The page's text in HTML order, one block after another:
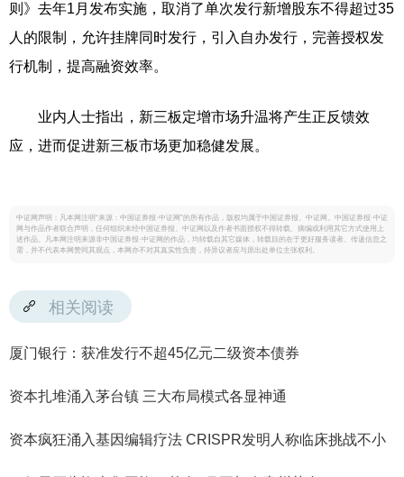
则》去年1月发布实施，取消了单次发行新增股东不得超过35
人的限制，允许挂牌同时发行，引入自办发行，完善授权发
行机制，提高融资效率。
业内人士指出，新三板定增市场升温将产生正反馈效
应，进而促进新三板市场更加稳健发展。
中证网声明：凡本网注明“来源：中国证券报·中证网”的所有作品，版权均属于中国证券报、中证网。中国证券报·中证
网与作品作者联合声明，任何组织未经中国证券报、中证网以及作者书面授权不得转载、摘编或利用其它方式使用上
述作品。凡本网注明来源非中国证券报·中证网的作品，均转载自其它媒体，转载目的在于更好服务读者、传递信息之
需，并不代表本网赞同其观点，本网亦不对其真实性负责，持异议者应与原出处单位主张权利。
相关阅读
厦门银行：获准发行不超45亿元二级资本债券
资本扎堆涌入茅台镇 三大布局模式各显神通
资本疯狂涌入基因编辑疗法 CRISPR发明人称临床挑战不小